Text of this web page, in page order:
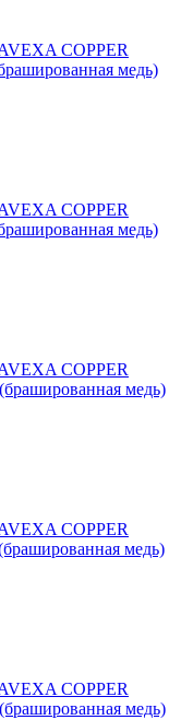
COPPER
медь)
COPPER
медь)
COPPER
медь)
COPPER
медь)
COPPER
медь)